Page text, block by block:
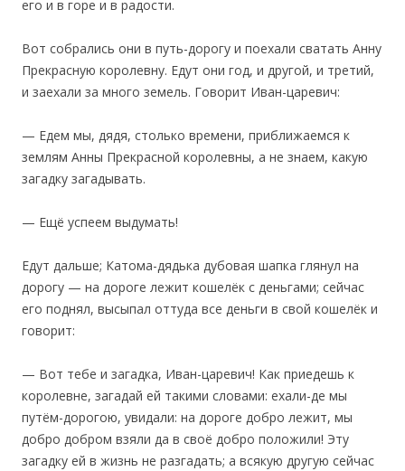
его и в горе и в радости.
‎Вот собрались они в путь-дорогу и поехали сватать Анну
Прекрасную королевну. Едут они год, и другой, и третий,
и заехали за много земель. Говорит Иван-царевич:
— Едем мы, дядя, столько времени, приближаемся к
землям Анны Прекрасной королевны, а не знаем, какую
загадку загадывать.
— Ещё успеем выдумать!
Едут дальше; Катома-дядька дубовая шапка глянул на
дорогу — на дороге лежит кошелёк с деньгами; сейчас
его поднял, высыпал оттуда все деньги в свой кошелёк и
говорит:
— Вот тебе и загадка, Иван-царевич! Как приедешь к
королевне, загадай ей такими словами: ехали-де мы
путём-дорогою, увидали: на дороге добро лежит, мы
добро добром взяли да в своё добро положили! Эту
загадку ей в жизнь не разгадать; а всякую другую сейчас